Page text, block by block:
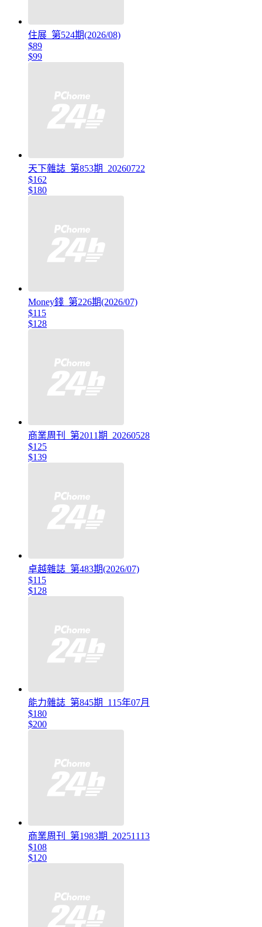
住展_第524期(2026/08)
$89
$99
天下雜誌_第853期_20260722
$162
$180
Money錢_第226期(2026/07)
$115
$128
商業周刊_第2011期_20260528
$125
$139
卓越雜誌_第483期(2026/07)
$115
$128
能力雜誌_第845期_115年07月
$180
$200
商業周刊_第1983期_20251113
$108
$120